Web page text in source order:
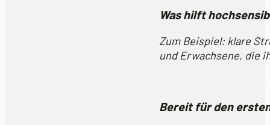
Was hilft
Zum Beispiel: klare
und Erwachsene, die
Bereit für den